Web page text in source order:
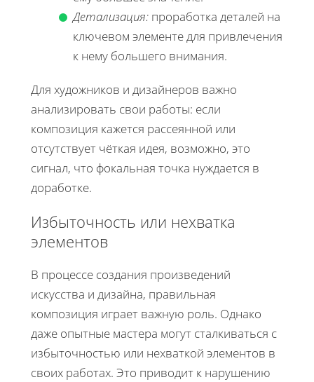
Детализация: проработка деталей на
ключевом элементе для привлечения
к нему большего внимания.
Для художников и дизайнеров важно
анализировать свои работы: если
композиция кажется рассеянной или
отсутствует чёткая идея, возможно, это
сигнал, что фокальная точка нуждается в
доработке.
Избыточность или нехватка
элементов
В процессе создания произведений
искусства и дизайна, правильная
композиция играет важную роль. Однако
даже опытные мастера могут сталкиваться с
избыточностью или нехваткой элементов в
своих работах. Это приводит к нарушению